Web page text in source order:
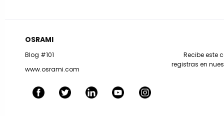
OSRAMI
Blog #101
www.osrami.com
Recibe este
registras en